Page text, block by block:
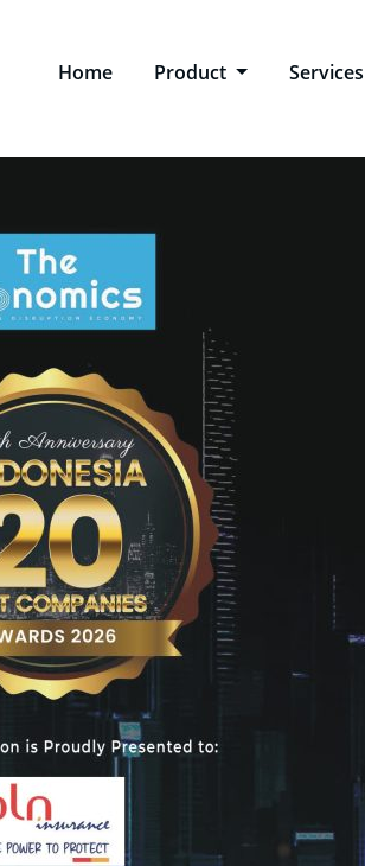
Home Product Services